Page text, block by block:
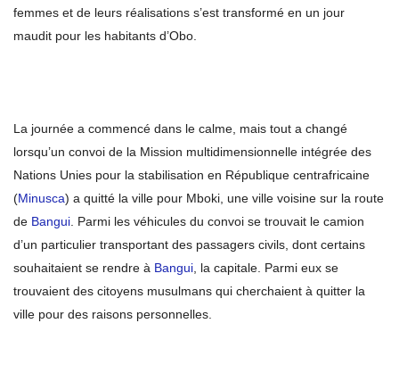
femmes et de leurs réalisations s’est transformé en un jour
maudit pour les habitants d’Obo.
La journée a commencé dans le calme, mais tout a changé
lorsqu’un convoi de la Mission multidimensionnelle intégrée des
Nations Unies pour la stabilisation en République centrafricaine
(Minusca) a quitté la ville pour Mboki, une ville voisine sur la route
de Bangui. Parmi les véhicules du convoi se trouvait le camion
d’un particulier transportant des passagers civils, dont certains
souhaitaient se rendre à Bangui, la capitale. Parmi eux se
trouvaient des citoyens musulmans qui cherchaient à quitter la
ville pour des raisons personnelles.